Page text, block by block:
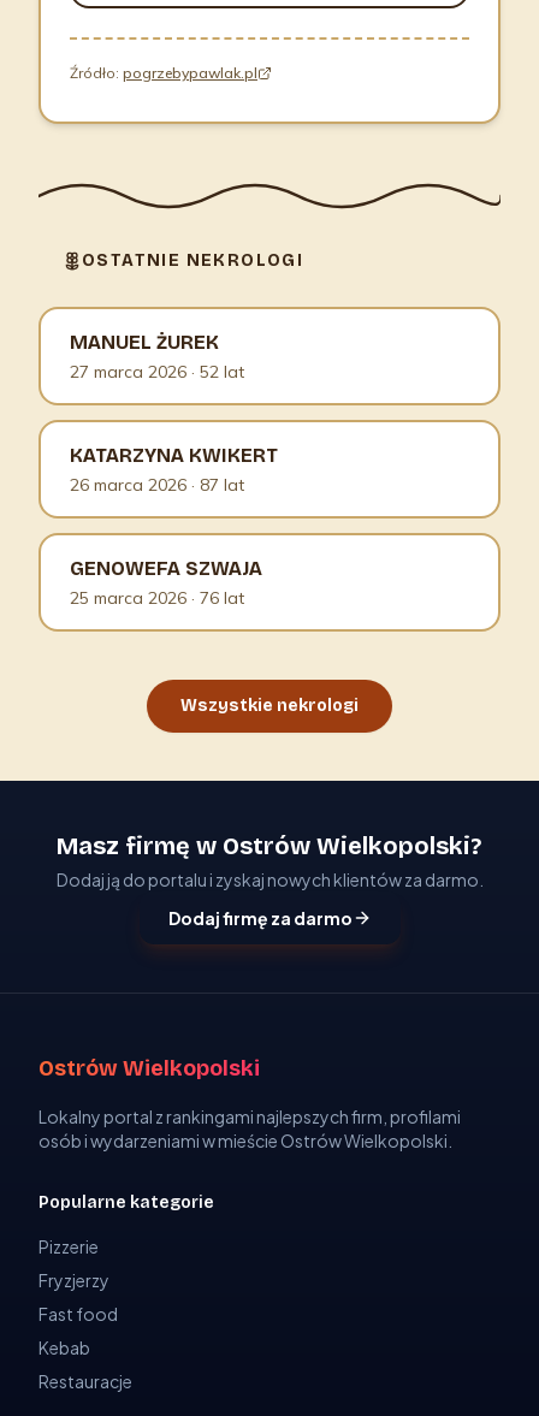
Źródło: pogrzebypawlak.pl
OSTATNIE NEKROLOGI
MANUEL ŻUREK
27 marca 2026 · 52 lat
KATARZYNA KWIKERT
26 marca 2026 · 87 lat
GENOWEFA SZWAJA
25 marca 2026 · 76 lat
Wszystkie nekrologi
Masz firmę w Ostrów Wielkopolski?
Dodaj ją do portalu i zyskaj nowych klientów za darmo.
Dodaj firmę za darmo
Ostrów Wielkopolski
Lokalny portal z rankingami najlepszych firm, profilami
osób i wydarzeniami w mieście Ostrów Wielkopolski.
Popularne kategorie
Pizzerie
Fryzjerzy
Fast food
Kebab
Restauracje